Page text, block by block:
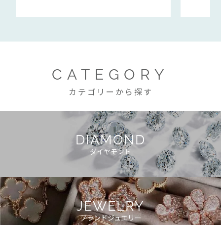
CATEGORY
カテゴリーから探す
DIAMOND
ダイヤモンド
JEWELRY
ブランドジュエリー